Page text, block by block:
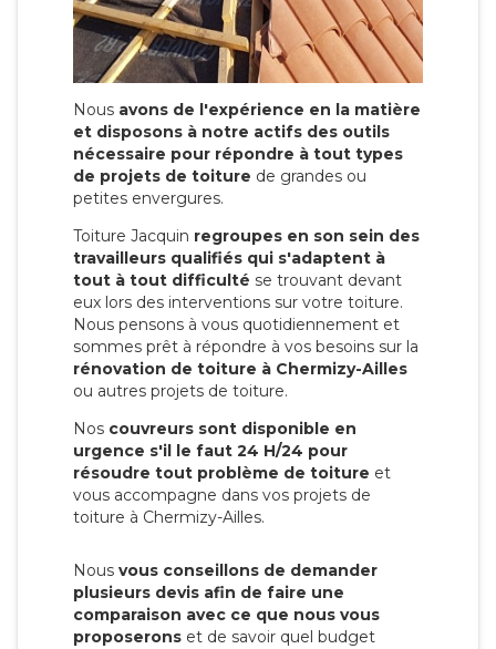
Nous avons de l'expérience en la matière
et disposons à notre actifs des outils
nécessaire pour répondre à tout types
de projets de toiture de grandes ou
petites envergures.
Toiture Jacquin regroupes en son sein des
travailleurs qualifiés qui s'adaptent à
tout à tout difficulté se trouvant devant
eux lors des interventions sur votre toiture.
Nous pensons à vous quotidiennement et
sommes prêt à répondre à vos besoins sur la
rénovation de toiture à Chermizy-Ailles
ou autres projets de toiture.
Nos couvreurs sont disponible en
urgence s'il le faut 24 H/24 pour
résoudre tout problème de toiture et
vous accompagne dans vos projets de
toiture à Chermizy-Ailles.
Nous vous conseillons de demander
plusieurs devis afin de faire une
comparaison avec ce que nous vous
proposerons et de savoir quel budget